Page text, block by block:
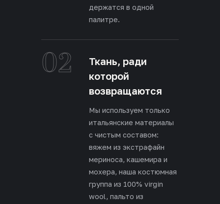
держатся в одной
палитре.
02
Ткань, ради
которой
возвращаются
Мы используем только
итальянские материалы
с чистым составом:
вяжем из экстрафайн
мериноса, кашемира и
мохера, наша костюмная
группа из 100% virgin
wool, пальто из